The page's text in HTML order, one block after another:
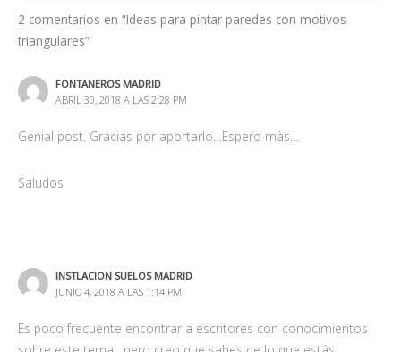
2 comentarios en “Ideas para pintar paredes con motivos
triangulares”
FONTANEROS MADRID
ABRIL 30, 2018 A LAS 2:28 PM
Genial post. Gracias por aportarlo…Espero màs…
Saludos
INSTLACION SUELOS MADRID
JUNIO 4, 2018 A LAS 1:14 PM
Es poco frecuente encontrar a escritores con conocimientos